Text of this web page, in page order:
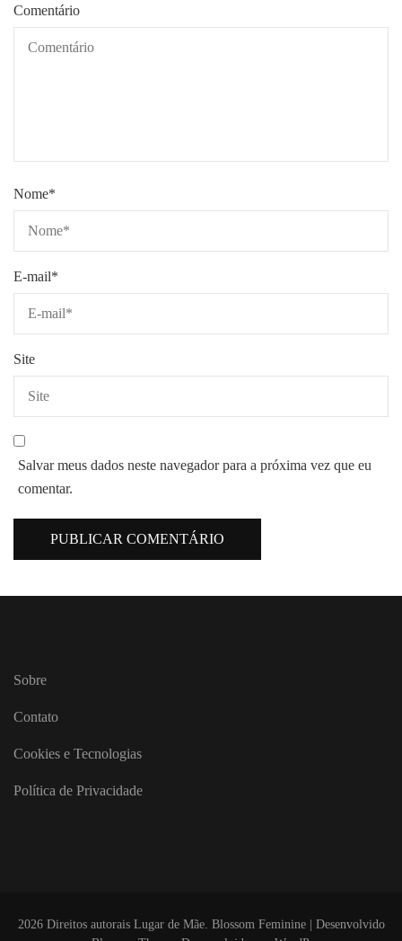
Comentário
Nome*
E-mail*
Site
Salvar meus dados neste navegador para a próxima vez que eu
comentar.
Sobre
Contato
Cookies e Tecnologias
Política de Privacidade
2026 Direitos autorais Lugar de Mãe. Blossom Feminine | Desenvolvido